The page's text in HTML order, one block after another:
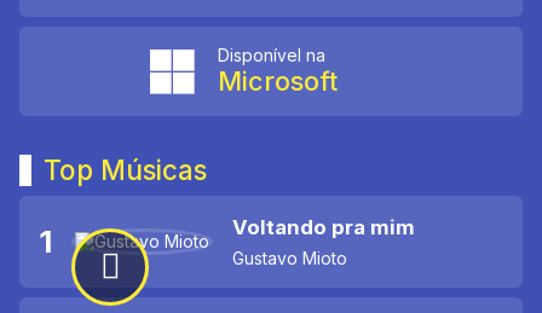
Disponível na
Microsoft
Top Músicas
1 Voltando pra mim
Gustavo Mioto